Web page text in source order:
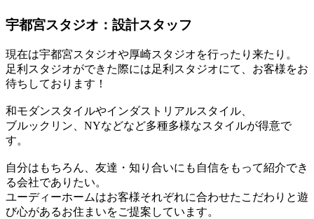
宇都宮スタジオ：設計スタッフ
現在は宇都宮スタジオや厚崎スタジオを行ったり来たり。
足利スタジオができた際には足利スタジオにて、お客様をお
待ちしております！
和モダンスタイルやインダストリアルスタイル、
ブルックリン、NYなどなど多種多様なスタイルが得意で
す。
自分はもちろん、友達・知り合いにも自信をもって紹介でき
る会社でありたい。
ユーディーホームはお客様それぞれに合わせたこだわりと遊
び心があるお住まいをご提案しています。